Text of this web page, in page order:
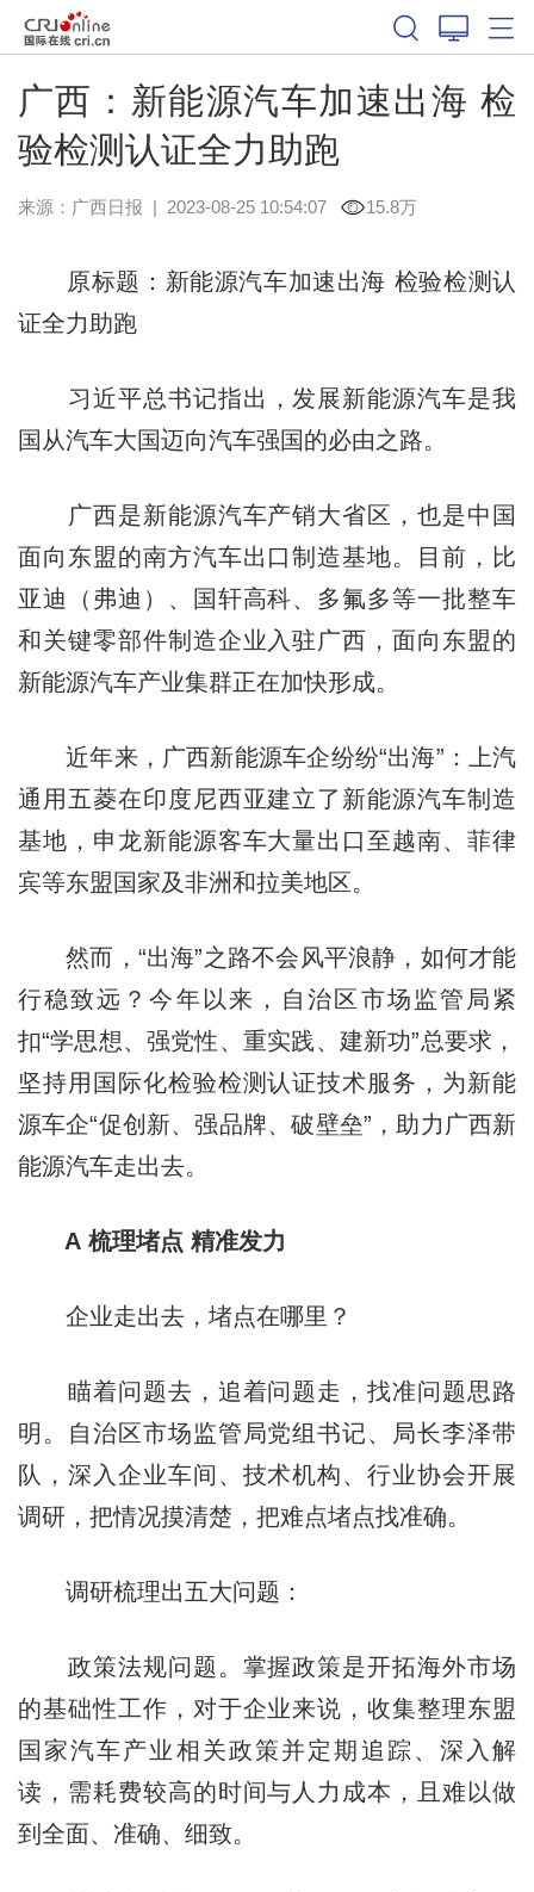
广西：新能源汽车加速出海 检
验检测认证全力助跑
来源： 广西日报 | 2023-08-25 10:54:07 15.8万
原标题：新能源汽车加速出海 检验检测认
证全力助跑
习近平总书记指出，发展新能源汽车是我
国从汽车大国迈向汽车强国的必由之路。
广西是新能源汽车产销大省区，也是中国
面向东盟的南方汽车出口制造基地。目前，比
亚迪（弗迪）、国轩高科、多氟多等一批整车
和关键零部件制造企业入驻广西，面向东盟的
新能源汽车产业集群正在加快形成。
近年来，广西新能源车企纷纷“出海”：上汽
通用五菱在印度尼西亚建立了新能源汽车制造
基地，申龙新能源客车大量出口至越南、菲律
宾等东盟国家及非洲和拉美地区。
然而，“出海”之路不会风平浪静，如何才能
行稳致远？今年以来，自治区市场监管局紧
扣“学思想、强党性、重实践、建新功”总要求，
坚持用国际化检验检测认证技术服务，为新能
源车企“促创新、强品牌、破壁垒”，助力广西新
能源汽车走出去。
A 梳理堵点 精准发力
企业走出去，堵点在哪里？
瞄着问题去，追着问题走，找准问题思路
明。自治区市场监管局党组书记、局长李泽带
队，深入企业车间、技术机构、行业协会开展
调研，把情况摸清楚，把难点堵点找准确。
调研梳理出五大问题：
政策法规问题。掌握政策是开拓海外市场
的基础性工作，对于企业来说，收集整理东盟
国家汽车产业相关政策并定期追踪、深入解
读，需耗费较高的时间与人力成本，且难以做
到全面、准确、细致。